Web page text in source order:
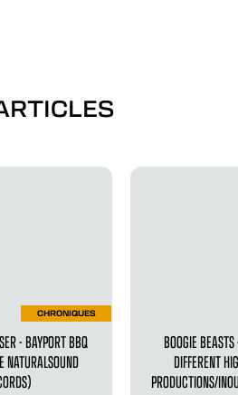
CHRONIQUES
- BAYPORT BBQ
BOOGIE
DIFFERENT
PRODUCTIONS/